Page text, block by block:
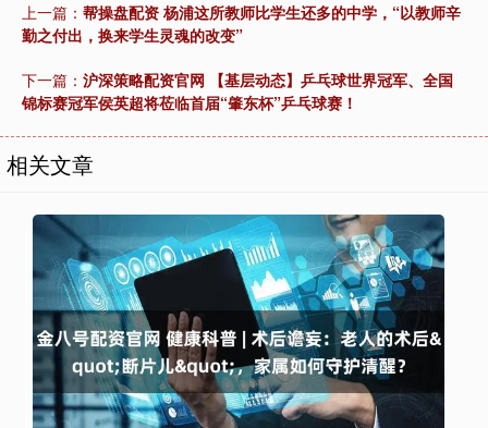
上一篇： 帮操盘配资 杨浦这所教师比学生还多的中学，“以教师辛
勤之付出，换来学生灵魂的改变”
下一篇： 沪深策略配资官网 【基层动态】乒乓球世界冠军、全国
锦标赛冠军侯英超将莅临首届“肇东杯”乒乓球赛！
相关文章